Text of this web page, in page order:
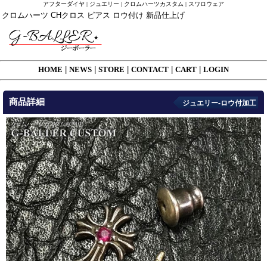
アフターダイヤ | ジュエリー | クロムハーツカスタム | スワロウェア
クロムハーツ CHクロス ピアス ロウ付け 新品仕上げ
HOME NEWS STORE CONTACT CART LOGIN
商品詳細 ジュエリー-ロウ付加工